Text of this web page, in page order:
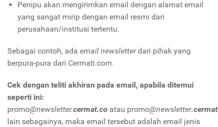
Penipu akan mengirimkan email dengan alamat email
yang sangat mirip dengan email resmi dari
perusahaan/institusi tertentu.
Sebagai contoh, ada email newsletterdari pihak yang
berpura-pura dari Cermati.com.
Cek dengan teliti akhiran pada email, apabila ditemui
seperti ini:
promo@newsletter.cermat.co atau promo@newsletter
lain sebagainya, maka email tersebut adalah email jenis